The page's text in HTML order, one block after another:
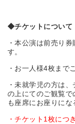
◆チケットについて
・本公演は前売り
す。
・お一人様4枚まで
・未就学児の方は
の上にてのご観覧
も座席にお座りにな
・チケット1枚につ